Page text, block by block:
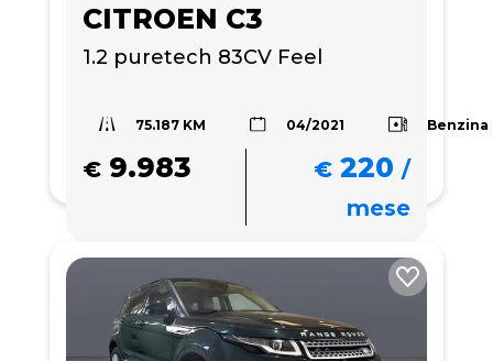
CITROEN C3
1.2 puretech 83CV Feel
75.187 KM 04/2021 Benzina
€ 9.983 € 220 /
mese